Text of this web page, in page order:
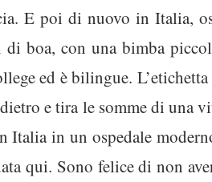
E poi di nuovo in Italia,
boa, con una bimba
ed è bilingue.
e tira le somme di una
Italia in un ospedale
qui. Sono felice di non